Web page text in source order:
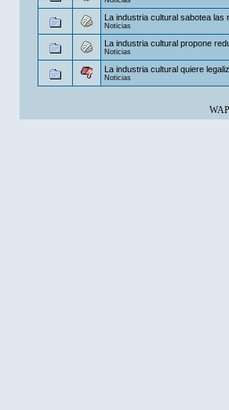
La industria cultural sabotea las
Noticias
La industria cultural propone
Noticias
La industria cultural quiere
Noticias